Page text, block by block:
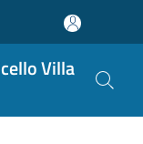
Villa